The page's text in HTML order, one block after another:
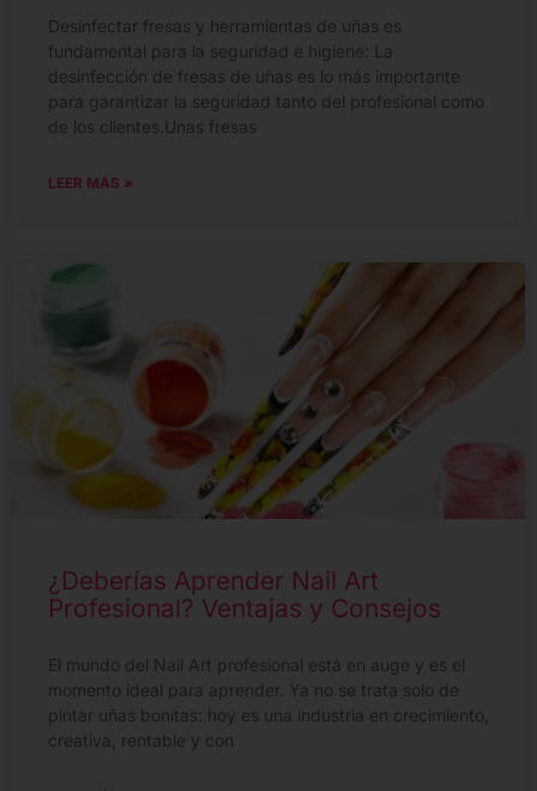
Desinfectar fresas y herramientas de uñas es
fundamental para la seguridad e higiene: La
desinfección de fresas de uñas es lo más importante
para garantizar la seguridad tanto del profesional como
de los clientes.Unas fresas
LEER MÁS »
¿Deberías Aprender Nail Art
Profesional? Ventajas y Consejos
El mundo del Nail Art profesional está en auge y es el
momento ideal para aprender. Ya no se trata solo de
pintar uñas bonitas: hoy es una industria en crecimiento,
creativa, rentable y con